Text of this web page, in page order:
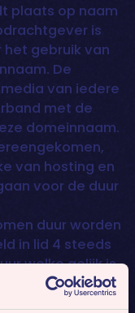
plaats op naam
is
gebruik van
De
van iedere
met de
domeinnaam.
van hosting en
voor de duur
duur worden
in lid 4 steeds
welke gelijk is
tenzij de
tijdig wordt